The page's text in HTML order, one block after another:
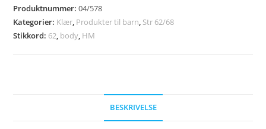
antall
Produktnummer:04/578
Kategorier: Klær, Produkter til barn, Str 62/68
Stikkord: 62, body, HM
BESKRIVELSE